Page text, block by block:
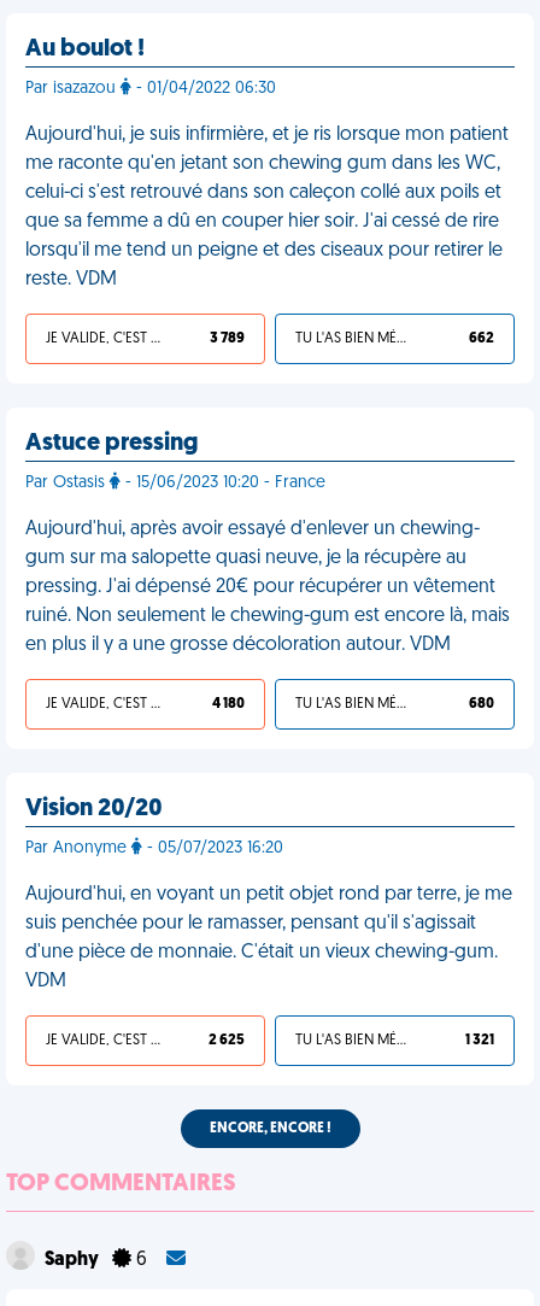
Au boulot !
Par isazazou - 01/04/2022 06:30
Aujourd'hui, je suis infirmière, et je ris lorsque mon patient
me raconte qu'en jetant son chewing gum dans les WC,
celui-ci s'est retrouvé dans son caleçon collé aux poils et
que sa femme a dû en couper hier soir. J'ai cessé de rire
lorsqu'il me tend un peigne et des ciseaux pour retirer le
reste. VDM
JE VALIDE, C'EST UNE VDM 3 789 TU L'AS BIEN MÉRITÉ 662
Astuce pressing
Par Ostasis - 15/06/2023 10:20 - France
Aujourd'hui, après avoir essayé d'enlever un chewing-
gum sur ma salopette quasi neuve, je la récupère au
pressing. J'ai dépensé 20€ pour récupérer un vêtement
ruiné. Non seulement le chewing-gum est encore là, mais
en plus il y a une grosse décoloration autour. VDM
JE VALIDE, C'EST UNE VDM 4 180 TU L'AS BIEN MÉRITÉ 680
Vision 20/20
Par Anonyme - 05/07/2023 16:20
Aujourd'hui, en voyant un petit objet rond par terre, je me
suis penchée pour le ramasser, pensant qu'il s'agissait
d'une pièce de monnaie. C'était un vieux chewing-gum.
VDM
JE VALIDE, C'EST UNE VDM 2 625 TU L'AS BIEN MÉRITÉ 1 321
ENCORE, ENCORE !
TOP COMMENTAIRES
Saphy 6